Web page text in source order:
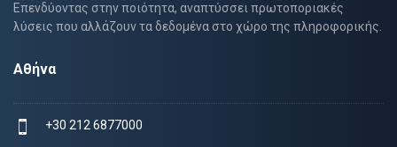
Επενδύοντας στην ποιότητα, αναπτύσσει πρωτοποριακές
λύσεις που αλλάζουν τα δεδομένα στο χώρο της πληροφορικής.
Αθήνα
+30 212 6877000